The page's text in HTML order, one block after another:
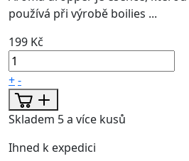
používá při výrobě boilies ...
199 Kč
+-
Skladem 5 a více kusů
Ihned k expedici